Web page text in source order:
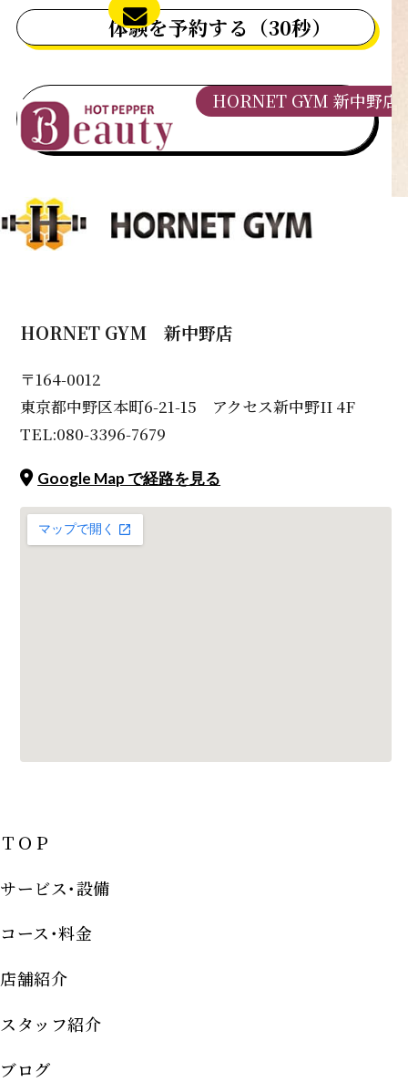
体験を予約する（30秒）
HORNET GYM 新中野店
HORNET GYM 新中野店
〒164-0012
東京都中野区本町6-21-15 アクセス新中野II 4F
TEL:080-3396-7679
Google Map で経路を見る
ＴＯＰ
サービス･設備
コース･料金
店舗紹介
スタッフ紹介
ブログ